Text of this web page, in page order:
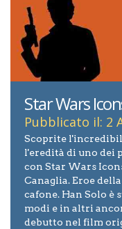
Star Wars
Pubblicato il: 2
Scoprite
l'eredità di uno dei
con Star Wars
Canaglia. Eroe
cafone. Han Solo
modi e in altri
debutto nel film